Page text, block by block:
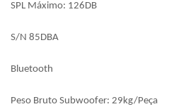
SPL Máximo: 126DB
S/N 85DBA
Bluetooth
Peso Bruto Subwoofer: 29kg/Peça